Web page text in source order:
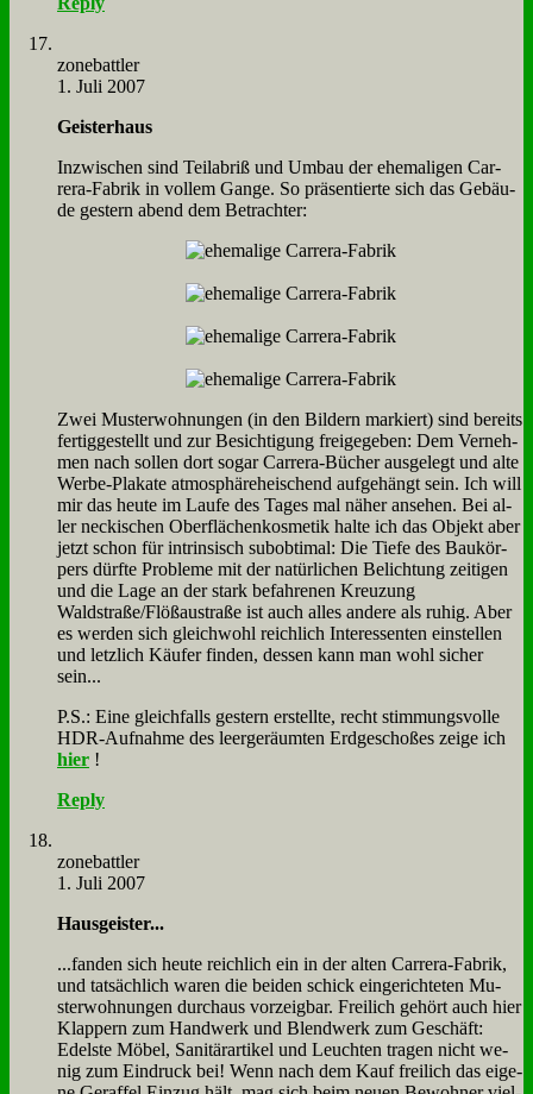
zone­batt­ler
1. Juli 2007
Gei­ster­haus
In­zwi­schen sind Teil­ab­riß und Um­bau der ehe­ma­li­gen Car­
rera-Fa­brik in vol­lem Gan­ge. So prä­sen­tier­te sich das Ge­bäu­
de ge­stern abend dem Be­trach­ter:
Zwei Mu­ster­woh­nun­gen (in den Bil­dern mar­kiert) sind be­reits
fer­tig­ge­stellt und zur Be­sich­ti­gung frei­ge­ge­ben: Dem Ver­neh­
men nach sol­len dort so­gar Car­rera-Bü­cher aus­ge­legt und al­te
Wer­be-Pla­ka­te at­mo­sphäreh­ei­schend auf­ge­hängt sein. Ich will
mir das heu­te im Lau­fe des Ta­ges mal nä­her an­se­hen. Bei al­
ler necki­schen Ober­flä­chen­k­os­me­tik hal­te ich das Ob­jekt aber
jetzt schon für in­trin­sisch sub­ob­ti­mal: Die Tie­fe des Bau­kör­
pers dürf­te Pro­ble­me mit der na­tür­li­chen Be­lich­tung zei­ti­gen
und die La­ge an der stark be­fah­re­nen Kreu­zung
Waldstraße/Flößaustraße ist auch al­les an­de­re als ru­hig. Aber
es wer­den sich gleich­wohl reich­lich In­ter­es­sen­ten ein­stel­len
und letz­lich Käu­fer fin­den, des­sen kann man wohl si­cher
sein...
P.S.: Ei­ne gleich­falls ge­stern er­stell­te, recht stim­mungs­vol­le
HDR-Auf­nah­me des leer­ge­räum­ten Erd­ge­scho­ßes zei­ge ich
hier !
Reply
zone­batt­ler
1. Juli 2007
Haus­gei­ster...
...fan­den sich heu­te reich­lich ein in der al­ten Car­rera-Fa­brik,
und tat­säch­lich wa­ren die bei­den schick ein­ge­rich­te­ten Mu­
ster­woh­nun­gen durch­aus vor­zeig­bar. Frei­lich ge­hört auch hier
Klap­pern zum Hand­werk und Blend­werk zum Ge­schäft:
Edel­ste Mö­bel, Sa­ni­tär­ar­ti­kel und Leuch­ten tra­gen nicht we­
nig zum Ein­druck bei! Wenn nach dem Kauf frei­lich das ei­ge­